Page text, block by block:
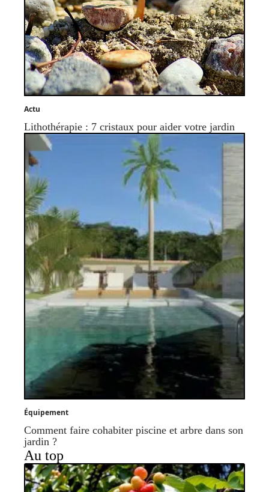
Actu
Lithothérapie : 7 cristaux pour aider votre jardin
Équipement
Comment faire cohabiter piscine et arbre dans son
jardin ?
Au top